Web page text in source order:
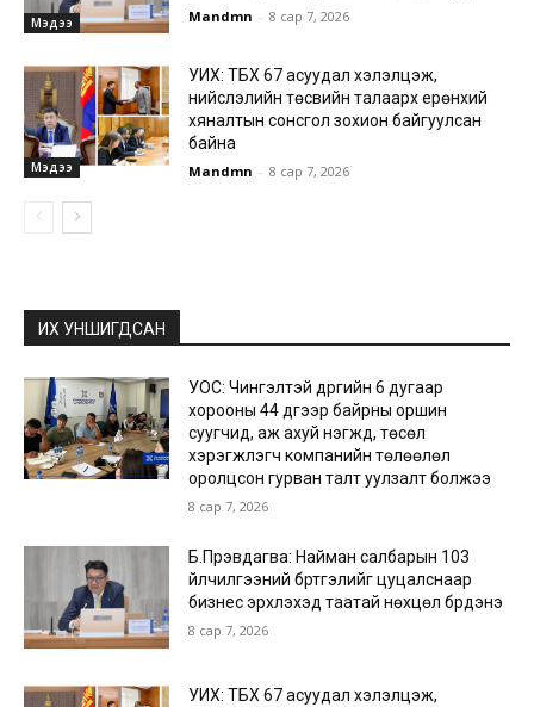
Мэдээ Mandmn - 8 сар 7, 2026
Мэдээ
УИХ: ТБХ 67 асуудал хэлэлцэж,
нийслэлийн төсвийн талаарх ерөнхий
хяналтын сонсгол зохион байгуулсан
байна
Mandmn - 8 сар 7, 2026
ИХ УНШИГДСАН
УОС: Чингэлтэй дүүргийн 6 дугаар
хорооны 44 дүгээр байрны оршин
суугчид, аж ахуй нэгжүүд, төсөл
хэрэгжүүлэгч компанийн төлөөлөл
оролцсон гурван талт уулзалт болжээ
8 сар 7, 2026
Б.Пүрэвдагва: Найман салбарын 103
үйлчилгээний бүртгэлийг цуцалснаар
бизнес эрхлэхэд таатай нөхцөл бүрдэнэ
8 сар 7, 2026
УИХ: ТБХ 67 асуудал хэлэлцэж,